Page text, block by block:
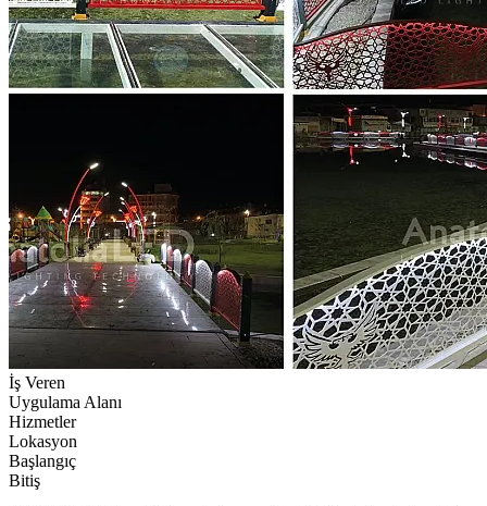
İş Veren
Uygulama Alanı
Hizmetler
Lokasyon
Başlangıç
Bitiş